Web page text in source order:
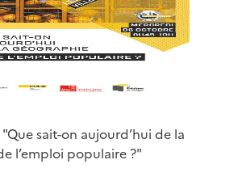
sait-on aujourd’hui de la
l’emploi populaire ?"